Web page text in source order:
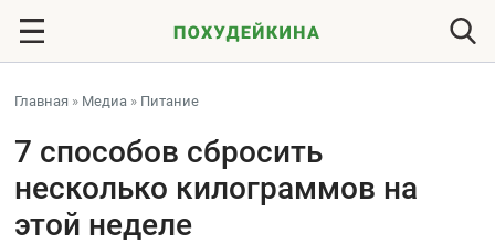
Главная » Медиа » Питание
7 способов сбросить
несколько килограммов на
этой неделе